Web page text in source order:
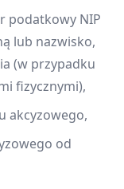
podatkowy NIP
lub nazwisko,
(w przypadku
fizycznymi),
akcyzowego,
od